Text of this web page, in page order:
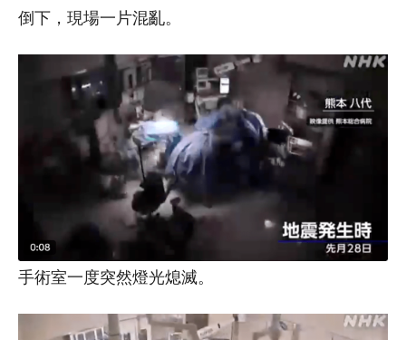
倒下，現場一片混亂。
手術室一度突然燈光熄滅。